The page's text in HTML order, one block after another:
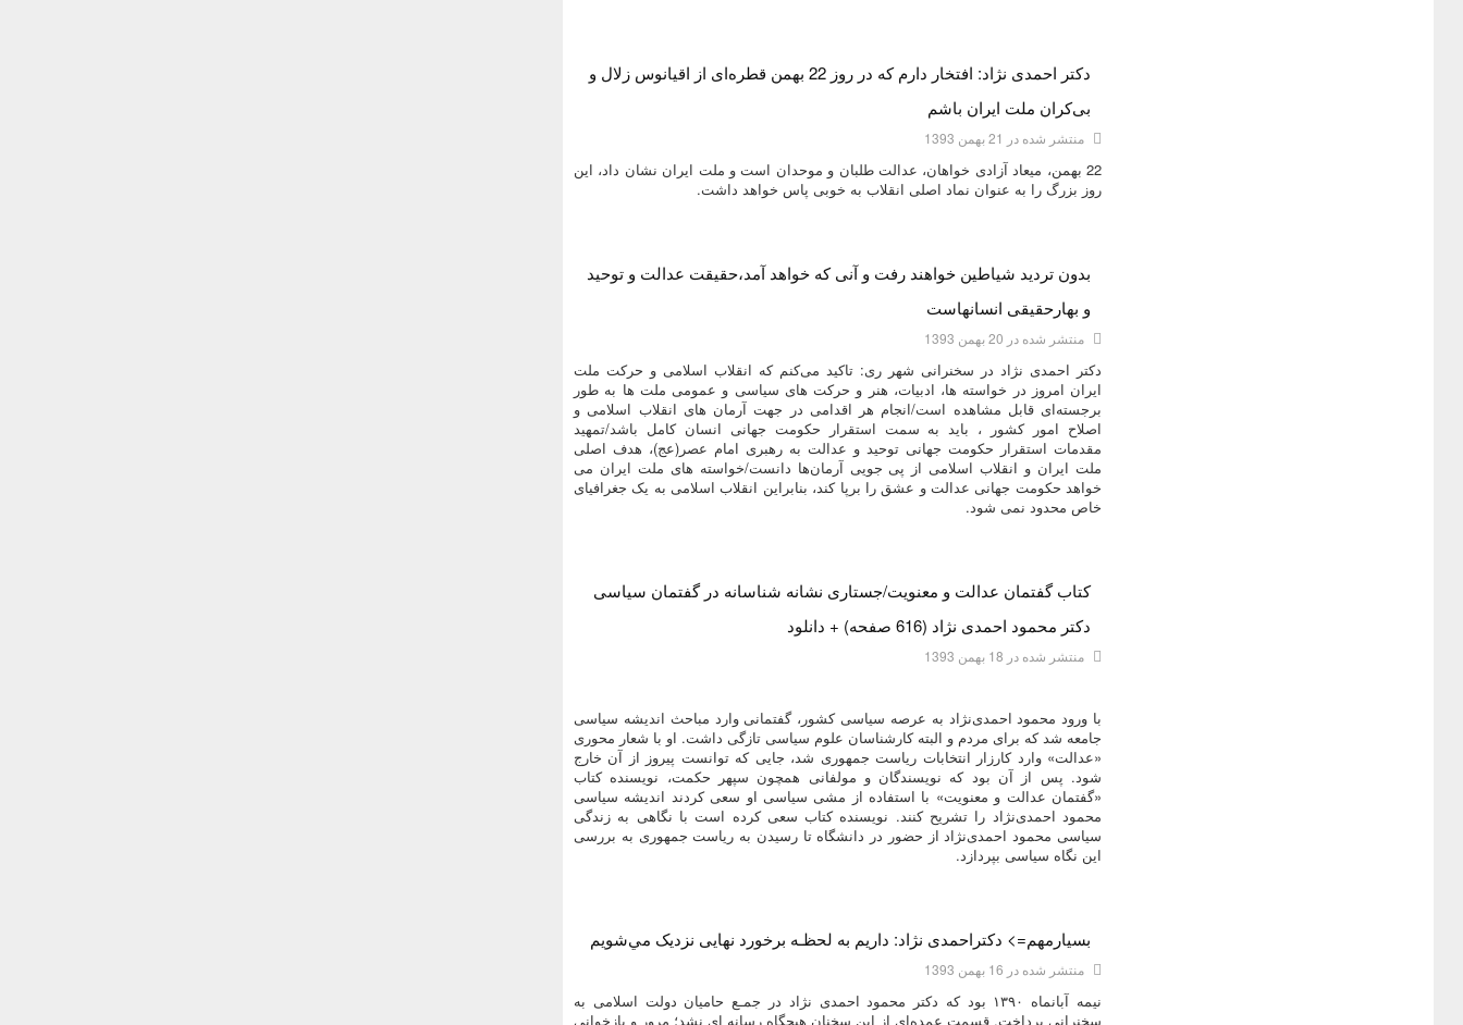
دکتر احمدی نژاد: افتخار دارم که در روز 22 بهمن قطره‌ای از اقیانوس زلال و
بی‌کران ملت ایران باشم
منتشر شده در 21 بهمن 1393
22 بهمن، میعاد آزادی خواهان، عدالت طلبان و موحدان است و ملت ایران نشان داد، این
روز بزرگ را به عنوان نماد اصلی انقلاب به خوبی پاس خواهد داشت.
بدون تردید شیاطین خواهند رفت و آنی که خواهد آمد،حقیقت عدالت و توحید
و بهارحقیقی انسانهاست
منتشر شده در 20 بهمن 1393
دکتر احمدی نژاد در سخنرانی شهر ری: تاکید می‌کنم که انقلاب اسلامی و حرکت ملت
ایران امروز در خواسته ها، ادبیات، هنر و حرکت های سیاسی و عمومی ملت ها به طور
برجسته‌ای قابل مشاهده است/انجام هر اقدامی در جهت آرمان های انقلاب اسلامی و
اصلاح امور کشور ، باید به سمت استقرار حکومت جهانی انسان کامل باشد/تمهید
مقدمات استقرار حکومت جهانی توحید و عدالت به رهبری امام عصر(عج)، هدف اصلی
ملت ایران و انقلاب اسلامی از پی جویی آرمان‌ها دانست/خواسته های ملت ایران می
خواهد حکومت جهانی عدالت و عشق را برپا کند، بنابراین انقلاب اسلامی به یک جغرافیای
خاص محدود نمی شود.
کتاب گفتمان عدالت و معنویت/جستاری نشانه شناسانه در گفتمان سیاسی
دکتر محمود احمدی نژاد (616 صفحه) + دانلود
منتشر شده در 18 بهمن 1393
با ورود محمود احمدی‌نژاد به عرصه سیاسی کشور، گفتمانی وارد مباحث اندیشه سیاسی
جامعه شد که برای مردم و البته کارشناسان علوم سیاسی تازگی داشت. او با شعار محوری
«عدالت» وارد کارزار انتخابات ریاست جمهوری شد، جایی که توانست پیروز از آن خارج
شود. پس از آن بود که نویسندگان و مولفانی همچون سپهر حکمت، نویسنده کتاب
«گفتمان عدالت و معنویت» با استفاده از مشی سیاسی او سعی کردند اندیشه سیاسی
محمود احمدی‌نژاد را تشریح کنند. نویسنده کتاب سعی کرده است با نگاهی به زندگی
سیاسی محمود احمدی‌نژاد از حضور در دانشگاه تا رسیدن به ریاست جمهوری به بررسی
این نگاه سیاسی بپردازد.
بسیارمهم=> دکتراحمدی نژاد: داریم به لحظـه برخورد نهایی نزدیک مي‌شویم
منتشر شده در 16 بهمن 1393
نیمه آبانماه ۱۳۹۰ بود که دکتر محمود احمدی نژاد در جمـع حامیان دولت اسلامی به
سخنرانی پرداخت. قسمت عمده‌ای از این سخنان هیچگاه رسانه ای نشد؛ مرور و بازخوانی